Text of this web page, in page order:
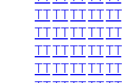
TTTTTTTTTT
TTTTTTTTTT
TTTTTTTTTT
TTTTTTTTTT